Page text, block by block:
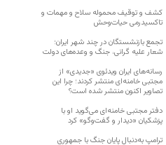
کشف و توقیف محموله سلاح و مهمات و
تاکسیدرمی حیات‌وحش
تجمع بازنشستگان در چند شهر ایران؛
شعار علیه گرانی، جنگ و وعده‌های دولت
رسانه‌های ایران ویدئوی «جدیدی» از
مجتبی خامنه‌ای منتشر کردند؛ چرا این
تصاویر اکنون منتشر شده است؟
دفتر مجتبی خامنه‌ای می‌گوید او با
پزشکیان «دیدار و گفت‌وگو» کرد
ترامپ به‌دنبال پایان جنگ با جمهوری